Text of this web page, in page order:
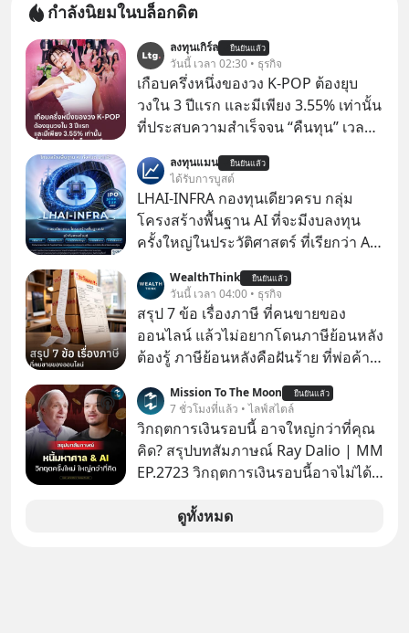
กำลังนิยมในบล็อกดิต
ลงทุนเกิร์ล ยืนยันแล้ว
วันนี้ เวลา 02:30 • ธุรกิจ
เกือบครึ่งหนึ่งของวง K-POP ต้องยุบ
วงใน 3 ปีแรก และมีเพียง 3.55% เท่านั้น
ที่ประสบความสำเร็จจน “คืนทุน” เวลา
เห็นภาพความสำเร็จที่หรูหรา คอนเสิร์ต
สเกลใหญ่ระดับสเตเดียม และยอดขา
ยอัลบัมถล่มทลายจากวงตัวท็อปอย่าง
BTS, BLACKPINK หรือ SEVENTEEN
ลงทุนแมน ยืนยันแล้ว
ได้รับการบูสต์
LHAI-INFRA กองทุนเดียวครบ กลุ่ม
โครงสร้างพื้นฐาน AI ที่จะมีงบลงทุน
ครั้งใหญ่ในประวัติศาสตร์ ที่เรียกว่า AI
1 เดือนที่ผ่านมา แต่ความจริงคือทั่วโลก
ยังเดินหน้าลงทุน AI อย่างต่อเนื่อง ซึ่ง
ต้องการโครงสร้างพื้นฐานด้าน AI
จำนวนมาก ตั้งแต่เมโมรีชิป เก็บข้อมูล
ยันระบบไฟฟ้า และระบายความร้อน
WealthThink ยืนยันแล้ว
วันนี้ เวลา 04:00 • ธุรกิจ
สรุป 7 ข้อ เรื่องภาษี ที่คนขายของ
ออนไลน์ แล้วไม่อยากโดนภาษีย้อนหลัง
ต้องรู้ ภาษีย้อนหลังคือฝันร้าย ที่พ่อค้า
Mission To The Moon ยืนยันแล้ว
7 ชั่วโมงที่แล้ว • ไลฟ์สไตล์
วิกฤตการเงินรอบนี้ อาจใหญ่กว่าที่คุณ
คิด? สรุปบทสัมภาษณ์ Ray Dalio | MM
EP.2723 วิกฤตการเงินรอบนี้อาจไม่ได้
Dalio ชายผู้เคยทำนายวิกฤตเศรษฐกิจ
ดูทั้งหมด